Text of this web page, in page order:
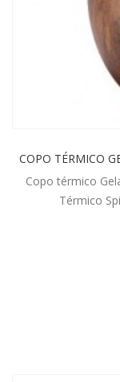
COPO TÉRMICO
Copo térmico
Térmico